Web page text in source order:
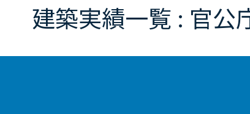
建築実績一覧 : 官公